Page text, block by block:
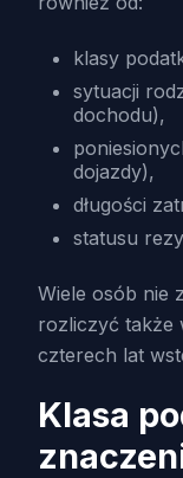
klasy
sytuacji
dochodu),
dojazdy),
długości
statusu
Wiele osób nie
rozliczyć także
czterech lat
Klasa